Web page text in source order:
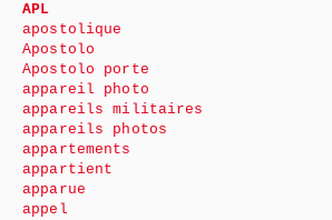
APL
apostolique
Apostolo
Apostolo porte
appareil photo
appareils militaires
appareils photos
appartements
appartient
apparue
appel